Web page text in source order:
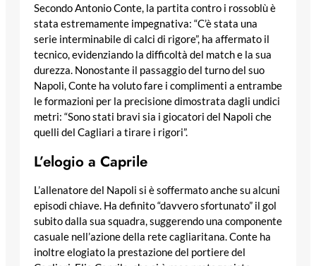
Secondo Antonio Conte, la partita contro i rossoblù è
stata estremamente impegnativa: “C’è stata una
serie interminabile di calci di rigore”, ha affermato il
tecnico, evidenziando la difficoltà del match e la sua
durezza. Nonostante il passaggio del turno del suo
Napoli, Conte ha voluto fare i complimenti a entrambe
le formazioni per la precisione dimostrata dagli undici
metri: “Sono stati bravi sia i giocatori del Napoli che
quelli del Cagliari a tirare i rigori”.
L’elogio a Caprile
L’allenatore del Napoli si è soffermato anche su alcuni
episodi chiave. Ha definito “davvero sfortunato” il gol
subito dalla sua squadra, suggerendo una componente
casuale nell’azione della rete cagliaritana. Conte ha
inoltre elogiato la prestazione del portiere del